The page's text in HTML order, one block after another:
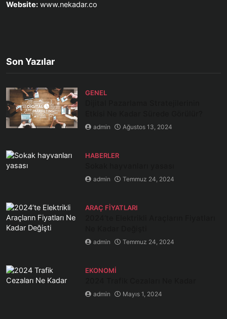
Website: www.nekadar.co
Son Yazılar
GENEL
admin Ağustos 13, 2024
HABERLER
admin Temmuz 24, 2024
ARAÇ FIYATLARI
admin Temmuz 24, 2024
EKONOMI
admin Mayıs 1, 2024